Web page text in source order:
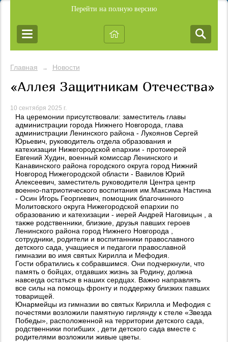
Перейти на полную версию
Главная → Новости
«Аллея Защитникам Отечества»
10 сентября 2025 г.
На церемонии присутствовали: заместитель главы
администрации города Нижнего Новгорода, глава
администрации Ленинского района - Лукоянов Сергей
Юрьевич, руководитель отдела образования и
катехизации Нижегородской епархии - протоиерей
Евгений Худин, военный комиссар Ленинского и
Канавинского района городского округа город Нижний
Новгород Нижегородской области - Вавилов Юрий
Алексеевич, заместитель руководителя Центра центр
военно-патриотического воспитания им.Максима Настина
- Осин Игорь Георгиевич, помощник благочинного
Молитовского округа Нижегородской епархии по
образованию и катехизации - иерей Андрей Наговицын , а
также родственники, близкие, друзья павших героев
Ленинского района город Нижнего Новгорода ,
сотрудники, родители и воспитанники православного
детского сада, учащиеся и педагоги православной
гимназии во имя святых Кирилла и Мефодия.
Гости обратились к собравшимся. Они подчеркнули, что
память о бойцах, отдавших жизнь за Родину, должна
навсегда остаться в наших сердцах. Важно направлять
все силы на помощь фронту и поддержку близких павших
товарищей.
Юнармейцы из гимназии во святых Кирилла и Мефодия с
почестями возложили памятную гирлянду к стеле «Звезда
Победы», расположенной на территории детского сада,
родственники погибших , дети детского сада вместе с
родителями возложили живые цветы.